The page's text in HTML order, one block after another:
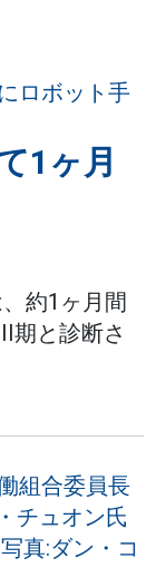
1ヶ月
約1ヶ月間
期と診断さ